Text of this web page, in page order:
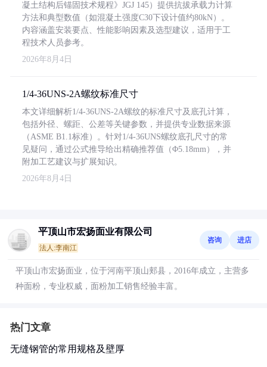
凝土结构后锚固技术规程》JGJ 145）提供抗拔承载力计算
方法和典型数值（如混凝土强度C30下设计值约80kN）。
内容涵盖安装要点、性能影响因素及选型建议，适用于工
程技术人员参考。
2026年8月4日
1/4-36UNS-2A螺纹标准尺寸
本文详细解析1/4-36UNS-2A螺纹的标准尺寸及底孔计算，
包括外径、螺距、公差等关键参数，并提供专业数据来源
（ASME B1.1标准）。针对1/4-36UNS螺纹底孔尺寸的常
见疑问，通过公式推导给出精确推荐值（Φ5.18mm），并
附加工艺建议与扩展知识。
2026年8月4日
平顶山市宏扬面业有限公司
法人:李南江
咨询 进店
平顶山市宏扬面业，位于河南平顶山郏县，2016年成立，主营多
种面粉，专业权威，面粉加工销售经验丰富。
热门文章
无缝钢管的常用规格及壁厚